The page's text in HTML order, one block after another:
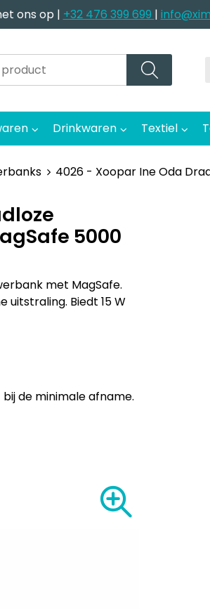
ons op | +32 476 399 699 |
Drinkwaren Textiel
4026 - Xoopar Ine Oda
5000
met MagSafe.
Biedt 15 W
bij de minimale afname.